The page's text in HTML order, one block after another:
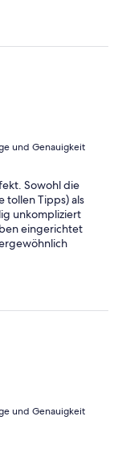
und Genauigkeit
Sowohl die
tollen Tipps) als
unkompliziert
eingerichtet
beheizte Pool
jedem
und Genauigkeit